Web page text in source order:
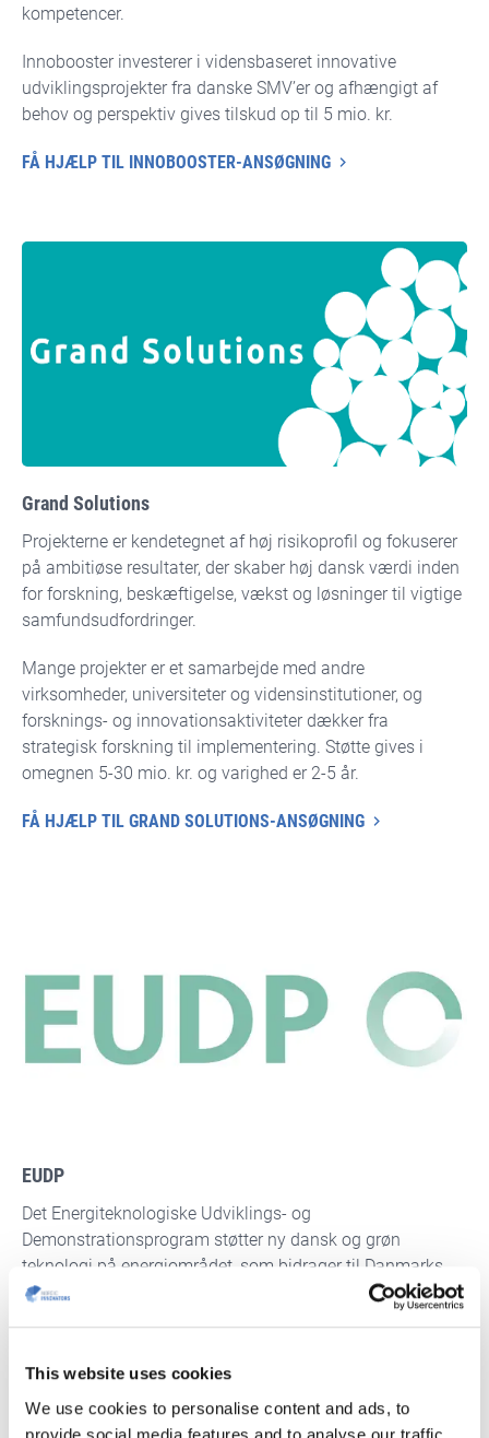
This website uses cookies
We use cookies to personalise content and ads, to
provide social media features and to analyse our traffic.
kompetencer.
Innobooster investerer i vidensbaseret innovative
udviklingsprojekter fra danske SMV’er og afhængigt af
behov og perspektiv gives tilskud op til 5 mio. kr.
FÅ HJÆLP TIL INNOBOOSTER-ANSØGNING
Grand Solutions
Projekterne er kendetegnet af høj risikoprofil og fokuserer
på ambitiøse resultater, der skaber høj dansk værdi inden
for forskning, beskæftigelse, vækst og løsninger til vigtige
samfundsudfordringer.
Mange projekter er et samarbejde med andre
virksomheder, universiteter og vidensinstitutioner, og
forsknings- og innovationsaktiviteter dækker fra
strategisk forskning til implementering. Støtte gives i
omegnen 5-30 mio. kr. og varighed er 2-5 år.
FÅ HJÆLP TIL GRAND SOLUTIONS-ANSØGNING
EUDP
Det Energiteknologiske Udviklings- og
Demonstrationsprogram støtter ny dansk og grøn
teknologi på energiområdet, som bidrager til Danmarks
målsætning om en reduceret udledning af drivhusgasser
demostrationsprojekter. EUDP støtter små såvel som
store projekter op til +50 millioner kr.